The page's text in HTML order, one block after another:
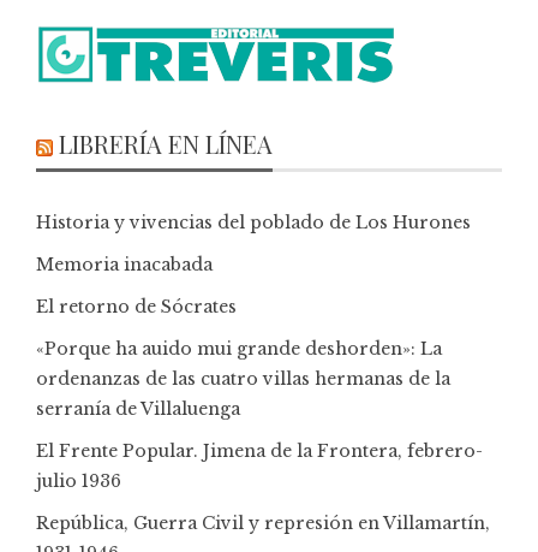
LIBRERÍA EN LÍNEA
Historia y vivencias del poblado de Los Hurones
Memoria inacabada
El retorno de Sócrates
«Porque ha auido mui grande deshorden»: La
ordenanzas de las cuatro villas hermanas de la
serranía de Villaluenga
El Frente Popular. Jimena de la Frontera, febrero-
julio 1936
República, Guerra Civil y represión en Villamartín,